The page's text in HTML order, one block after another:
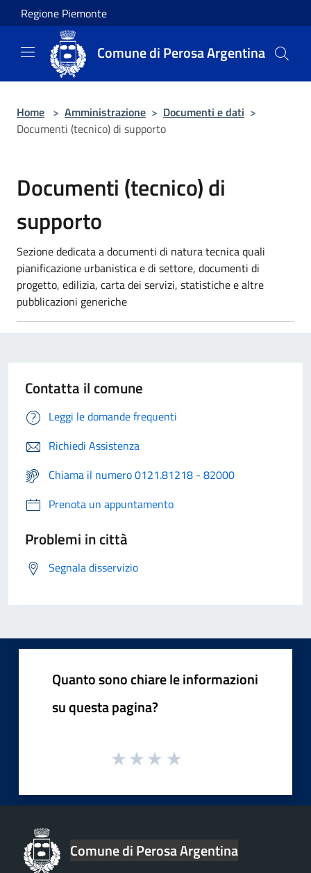
Salta al contenuto principale
Regione Piemonte
Comune di Perosa Argentina
Home > Amministrazione > Documenti e dati >
Documenti (tecnico) di supporto
Documenti (tecnico) di
supporto
Sezione dedicata a documenti di natura tecnica quali
pianificazione urbanistica e di settore, documenti di
progetto, edilizia, carta dei servizi, statistiche e altre
pubblicazioni generiche
Contatta il comune
Leggi le domande frequenti
Richiedi Assistenza
Chiama il numero 0121.81218 - 82000
Prenota un appuntamento
Problemi in città
Segnala disservizio
Quanto sono chiare le informazioni
su questa pagina?
Comune di Perosa Argentina